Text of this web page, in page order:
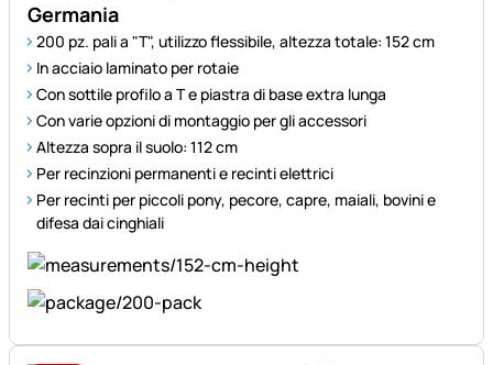
Germania
200 pz. pali a "T", utilizzo flessibile, altezza totale: 152 cm
In acciaio laminato per rotaie
Con sottile profilo a T e piastra di base extra lunga
Con varie opzioni di montaggio per gli accessori
Altezza sopra il suolo: 112 cm
Per recinzioni permanenti e recinti elettrici
Per recinti per piccoli pony, pecore, capre, maiali, bovini e
difesa dai cinghiali